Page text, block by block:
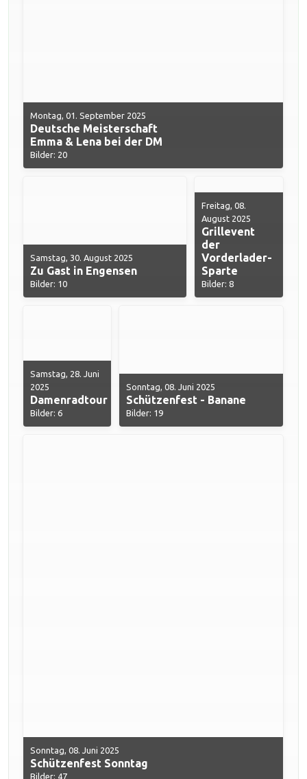
Montag, 01. September 2025
Deutsche Meisterschaft
Emma & Lena bei der DM
Bilder: 20
Samstag, 30. August 2025
Zu Gast in Engensen
Bilder: 10
Freitag, 08.
August 2025
Grillevent
der
Vorderlader-
Sparte
Bilder: 8
Samstag, 28. Juni
2025
Damenradtour
Bilder: 6
Sonntag, 08. Juni 2025
Schützenfest - Banane
Bilder: 19
Sonntag, 08. Juni 2025
Schützenfest Sonntag
Bilder: 47